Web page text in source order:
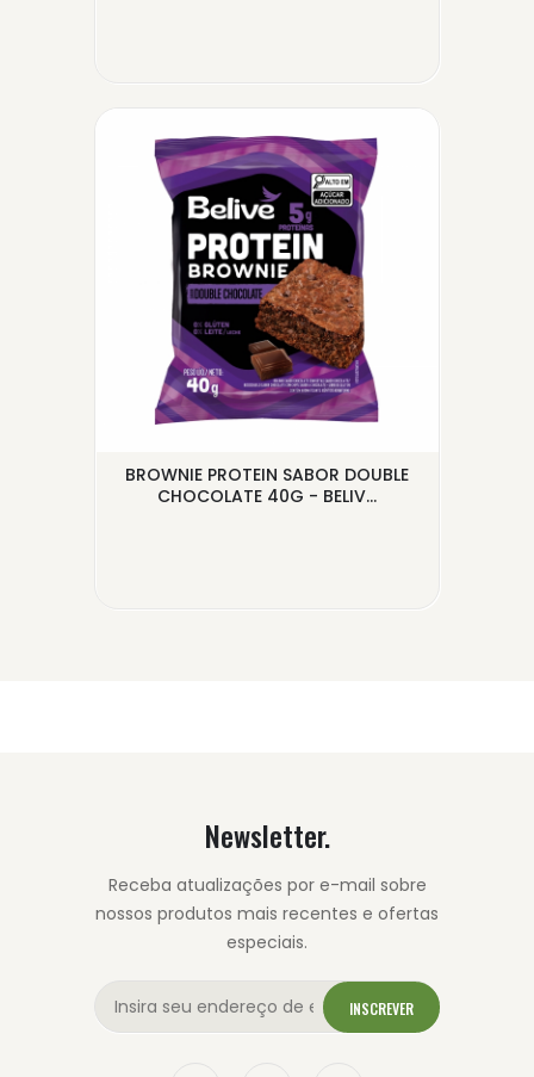
BROWNIE PROTEIN SABOR DOUBLE
CHOCOLATE 40G - BELIV...
Newsletter.
Receba atualizações por e-mail sobre
nossos produtos mais recentes e ofertas
especiais.
INSCREVER